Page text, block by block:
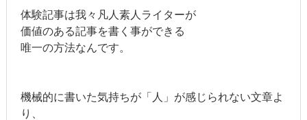
体験記事は我々凡人素人ライターが
価値のある記事を書く事ができる
唯一の方法なんです。
機械的に書いた気持ちが「人」が感じられない文章よ
り、